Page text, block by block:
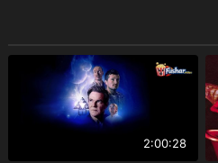
2:00:28